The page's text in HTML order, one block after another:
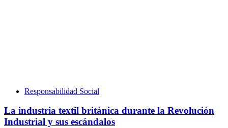
Responsabilidad Social
La industria textil británica durante la Revolución
Industrial y sus escándalos